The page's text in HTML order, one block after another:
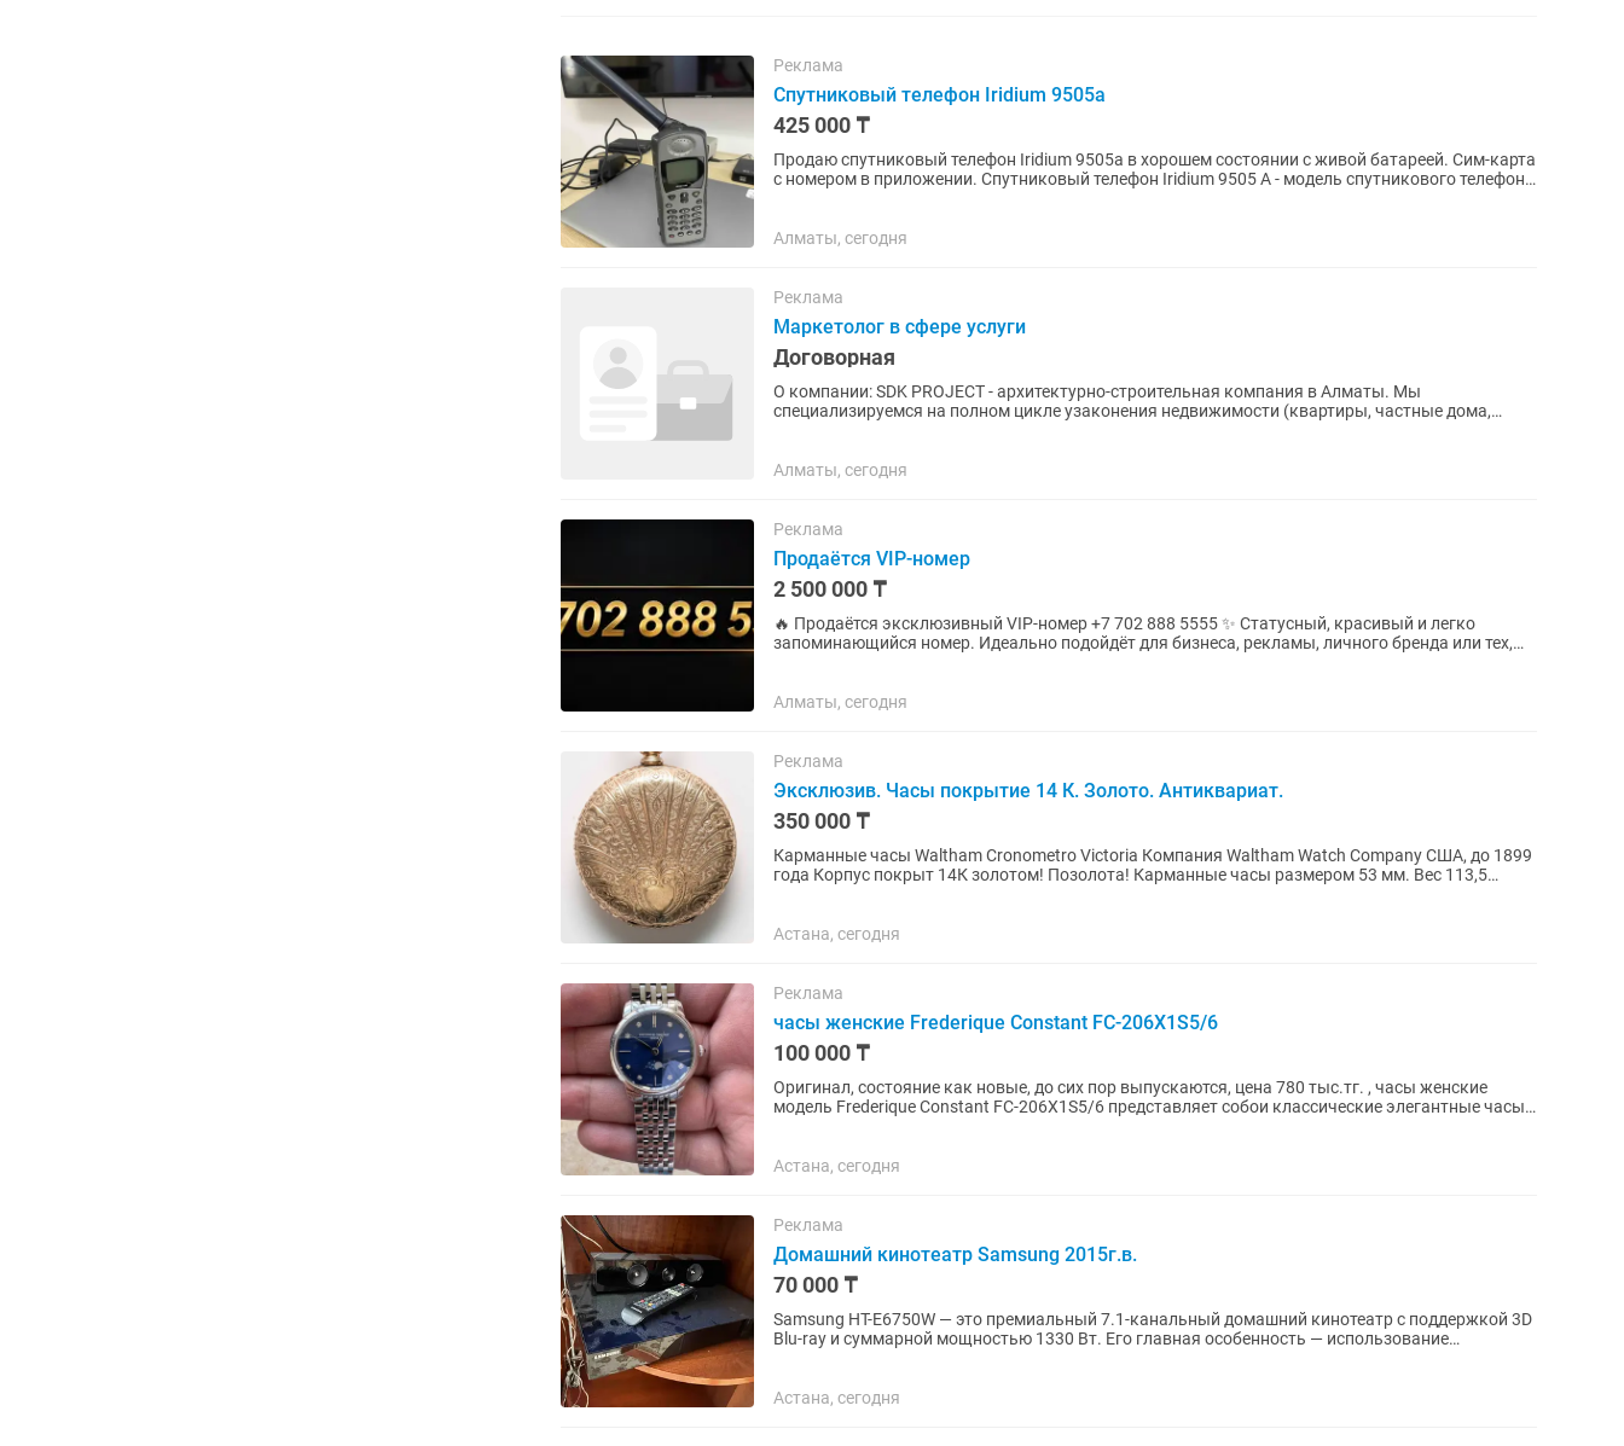
Реклама
Спутниковый телефон Iridium 9505a
425 000 ₸
Продаю спутниковый телефон Iridium 9505a в хорошем состоянии с живой батареей. Сим-карта
с номером в приложении. Спутниковый телефон Iridium 9505 A - модель спутникового телефона
Алматы, сегодня
Реклама
Маркетолог в сфере услуги
Договорная
О компании: SDK PROJECT - архитектурно-строительная компания в Алматы. Мы
специализируемся на полном цикле узаконения недвижимости (квартиры, частные дома,
Алматы, сегодня
Реклама
Продаётся VIP-номер
2 500 000 ₸
🔥 Продаётся эксклюзивный VIP-номер +7 702 888 5555 ✨ Статусный, красивый и легко
запоминающийся номер. Идеально подойдёт для бизнеса, рекламы, личного бренда или тех,
Алматы, сегодня
Реклама
Эксклюзив. Часы покрытие 14 К. Золото. Антиквариат.
350 000 ₸
Карманные часы Waltham Cronometro Victoria Компания Waltham Watch Company США, до 1899
года Корпус покрыт 14К золотом! Позолота! Карманные часы размером 53 мм. Вес 113,5
Астана, сегодня
Реклама
часы женские Frederique Constant FC-206X1S5/6
100 000 ₸
Оригинал, состояние как новые, до сих пор выпускаются, цена 780 тыс.тг. , часы женские
модель Frederique Constant FC-206X1S5/6 представляет собои классические элегантные часы
Астана, сегодня
Реклама
Домашний кинотеатр Samsung 2015г.в.
70 000 ₸
Samsung HT-E6750W — это премиальный 7.1-канальный домашний кинотеатр с поддержкой 3D
Blu-ray и суммарной мощностью 1330 Вт. Его главная особенность — использование
Астана, сегодня